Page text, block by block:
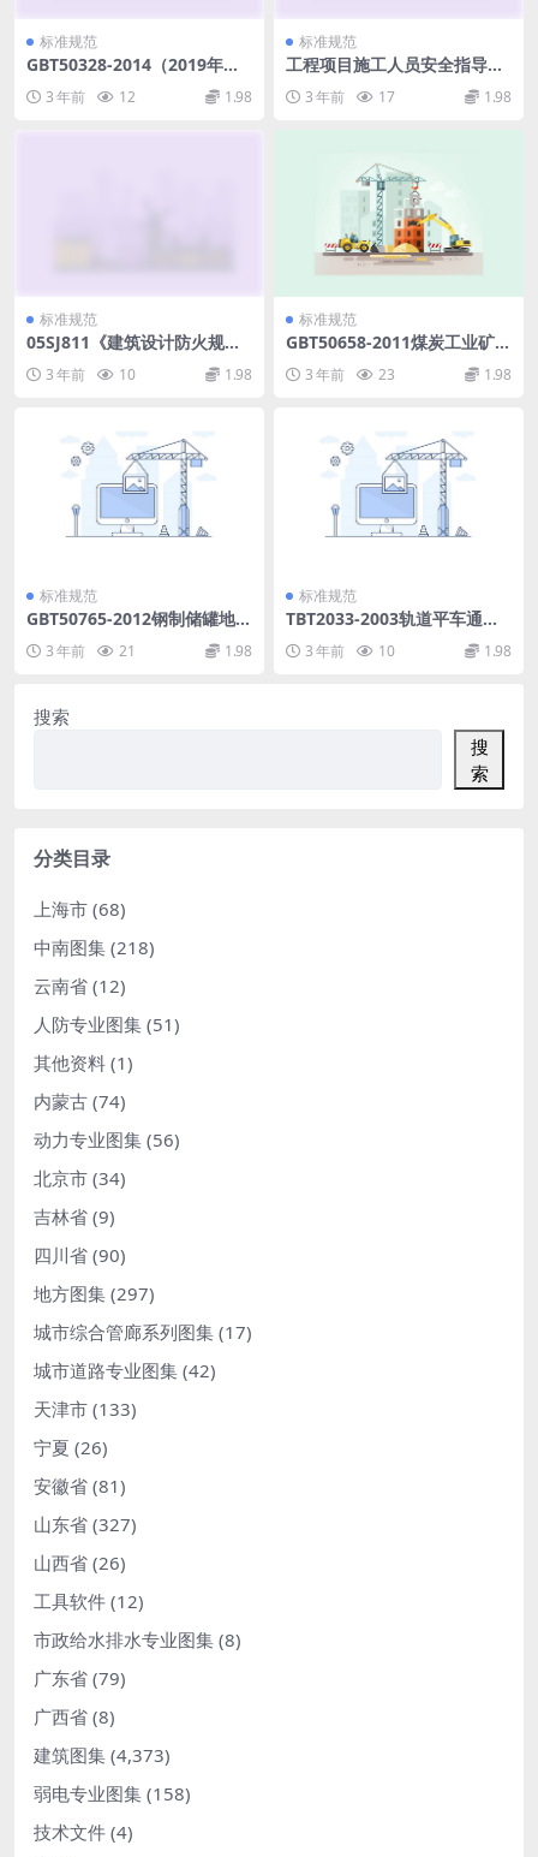
标准规范
GBT50328-2014（2019年
版）建设工程文件归档规范.p
df 3 年前 12 1.98
标准规范
工程项目施工人员安全指导手
3 年前 17 1.98
标准规范
05SJ811《建筑设计防火规
3 年前 10 1.98
标准规范
GBT50658-2011煤炭工业矿区
设计文件编制标准.pdf
3 年前 23 1.98
标准规范
GBT50765-2012钢制储罐地基
3 年前 21 1.98
标准规范
TBT2033-2003轨道平车通用
3 年前 10 1.98
搜索
搜
索
分类目录
上海市 (68)
中南图集 (218)
云南省 (12)
人防专业图集 (51)
其他资料 (1)
内蒙古 (74)
动力专业图集 (56)
北京市 (34)
吉林省 (9)
四川省 (90)
地方图集 (297)
城市综合管廊系列图集 (17)
城市道路专业图集 (42)
天津市 (133)
宁夏 (26)
安徽省 (81)
山东省 (327)
山西省 (26)
工具软件 (12)
市政给水排水专业图集 (8)
广东省 (79)
广西省 (8)
建筑图集 (4,373)
弱电专业图集 (158)
技术文件 (4)